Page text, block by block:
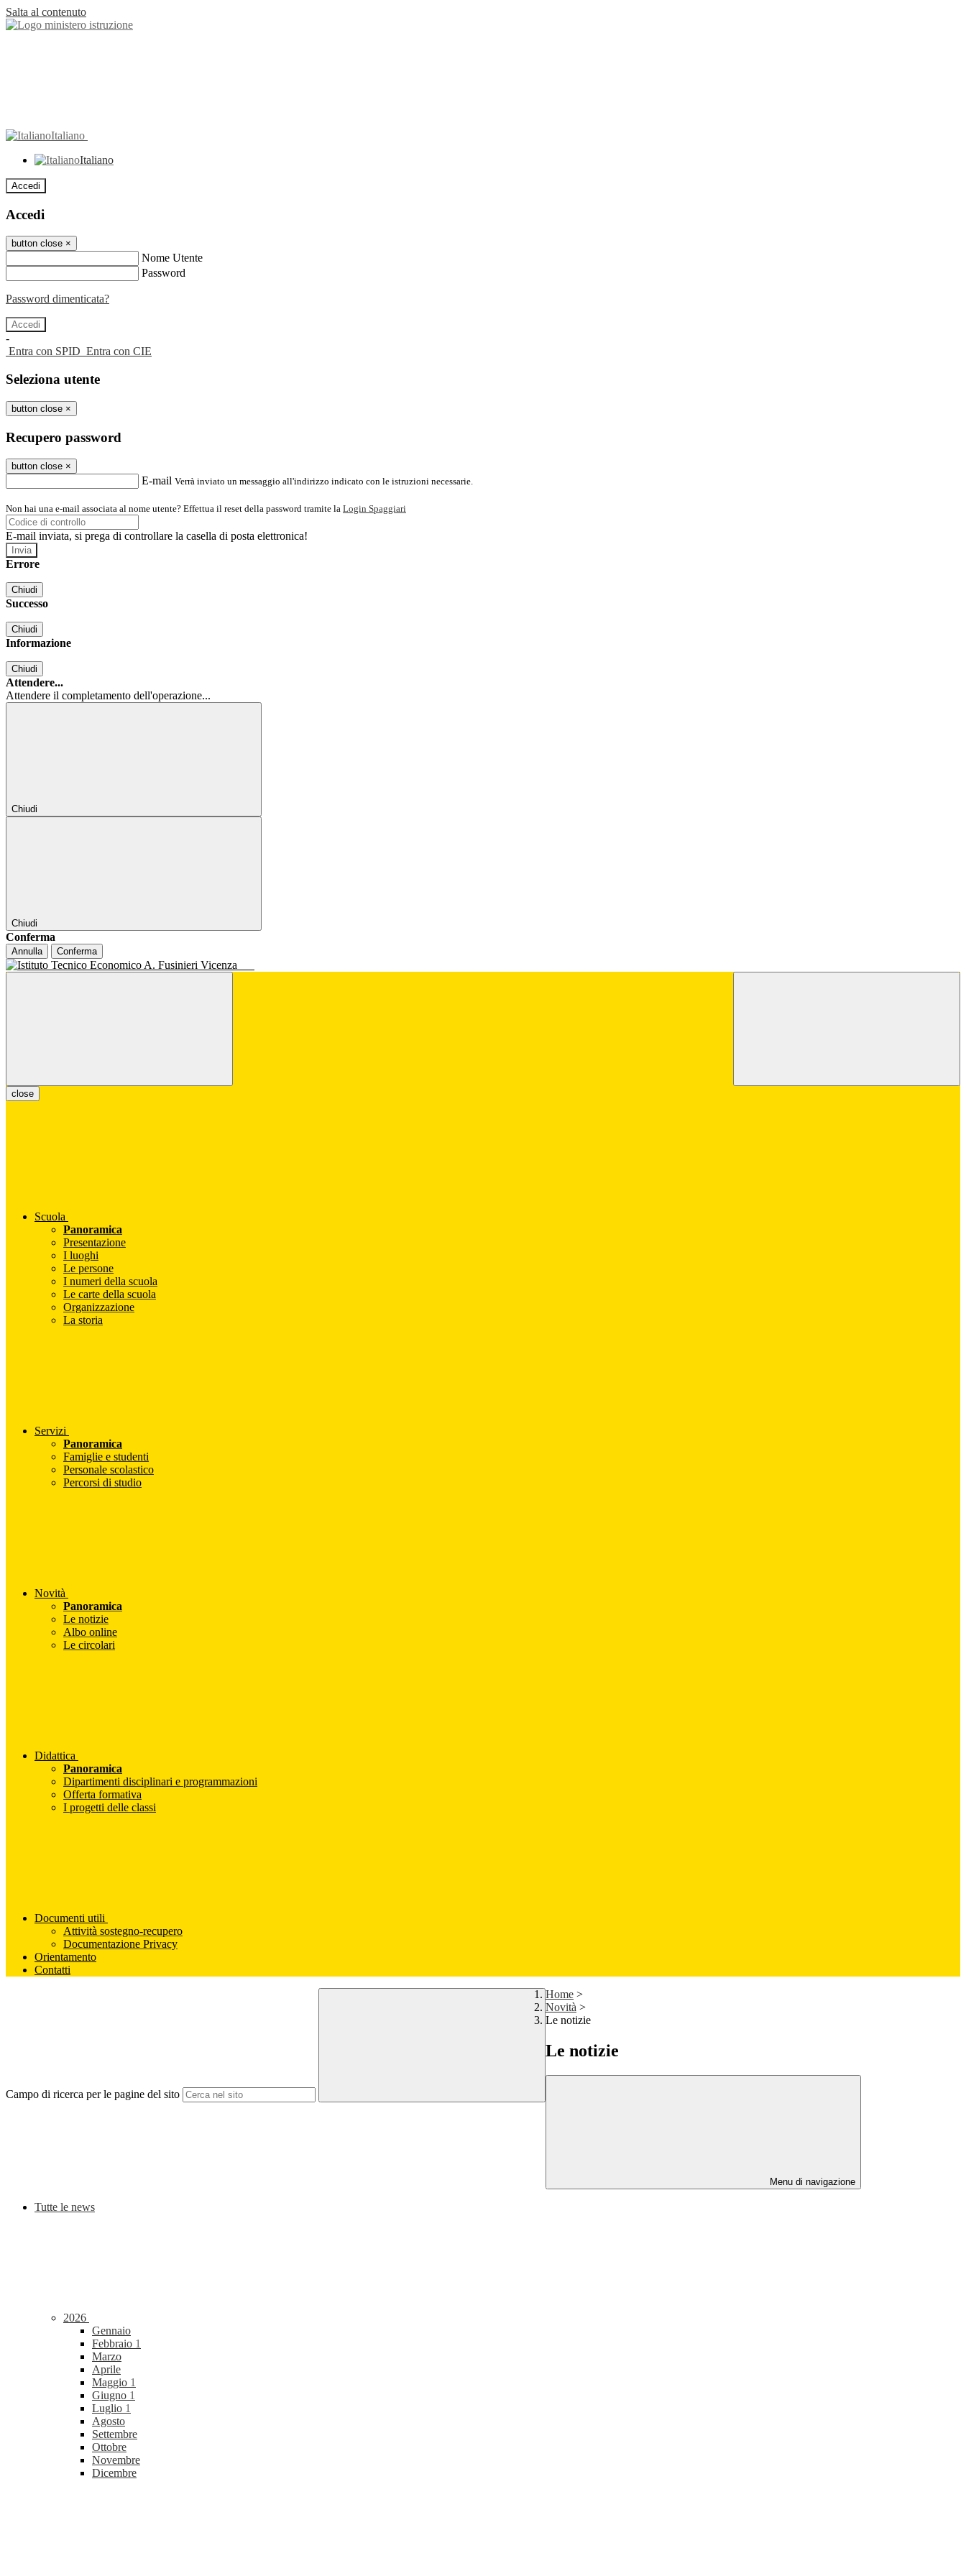
Salta al contenuto
Italiano
Italiano
Accedi
Accedi
button close ×
Nome Utente
Password
Password dimenticata?
-
Entra con SPID Entra con CIE
Seleziona utente
button close ×
Recupero password
button close ×
E-mail Verrà inviato un messaggio all'indirizzo indicato con le istruzioni necessarie.
Non hai una e-mail associata al nome utente? Effettua il reset della password tramite la Login Spaggiari
E-mail inviata, si prega di controllare la casella di posta elettronica!
Errore
Chiudi
Successo
Chiudi
Informazione
Chiudi
Attendere...
Attendere il completamento dell'operazione...
Chiudi
Chiudi
Conferma
Annulla Conferma
close
Scuola
Panoramica
Presentazione
I luoghi
Le persone
I numeri della scuola
Le carte della scuola
Organizzazione
La storia
Servizi
Panoramica
Famiglie e studenti
Personale scolastico
Percorsi di studio
Novità
Panoramica
Le notizie
Albo online
Le circolari
Didattica
Panoramica
Dipartimenti disciplinari e programmazioni
Offerta formativa
I progetti delle classi
Documenti utili
Attività sostegno-recupero
Documentazione Privacy
Orientamento
Contatti
Campo di ricerca per le pagine del sito
Home >
Novità >
Le notizie
Le notizie
Menu di navigazione
Tutte le news
2026
Gennaio
Febbraio 1
Marzo
Aprile
Maggio 1
Giugno 1
Luglio 1
Agosto
Settembre
Ottobre
Novembre
Dicembre